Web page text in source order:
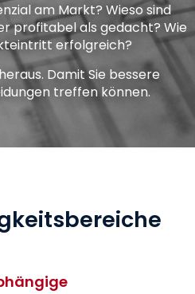
am Markt? Wieso sind
profitabel als gedacht? Wie
erfolgreich?
Damit Sie bessere
treffen können.